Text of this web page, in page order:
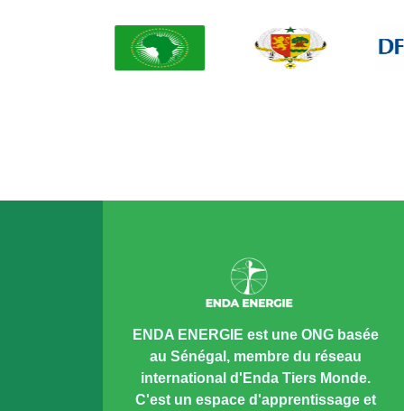
ENDA ENERGIE est une ONG basée
au Sénégal, membre du réseau
international d'Enda Tiers Monde.
C'est un espace d'apprentissage et